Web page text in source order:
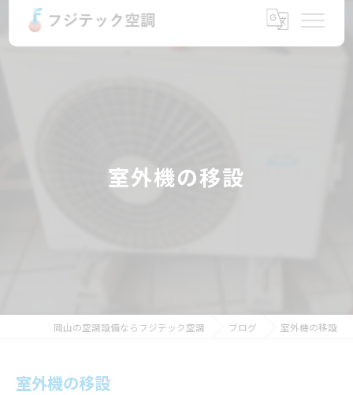
室外機の移設
岡山の空調設備ならフジテック空調 ブログ 室外機の移設
室外機の移設